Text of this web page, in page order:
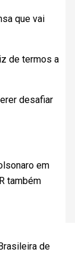
que vai
de termos a
desafiar
em
também
de